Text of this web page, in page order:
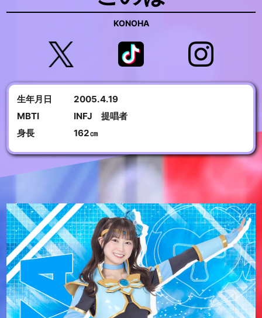
KONOHA
生年月日
2005.4.19
MBTI
INFJ 提唱者
身長
162㎝